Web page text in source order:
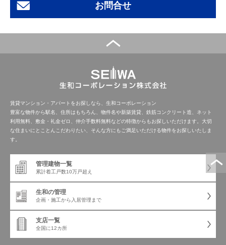
お問合せ
賃貸マンション・アパートをお探しなら、生和コーポレーション
豊富な物件から駅名、住所はもちろん、物件名や新築賃貸、鉄筋コンクリート造、ネット
利用無料、敷金・礼金ゼロ、仲介手数料無料などの特徴からもお探しいただけます。大切
な住まいにとことんこだわりたい、そんな方にもご満足いただける物件をお探しいたしま
す。
管理建物一覧
累計着工戸数10万戸超え
生和の管理
企画・施工から 入居管理まで
支店一覧
全国に12カ所